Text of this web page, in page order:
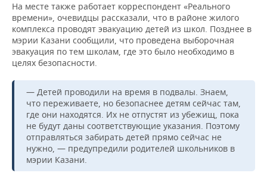
На месте также работает корреспондент «Реального
времени», очевидцы рассказали, что в районе жилого
комплекса проводят эвакуацию детей из школ. Позднее в
мэрии Казани сообщили, что проведена выборочная
эвакуация по тем школам, где это было необходимо в
целях безопасности.
— Детей проводили на время в подвалы. Знаем,
что переживаете, но безопаснее детям сейчас там,
где они находятся. Их не отпустят из убежищ, пока
не будут даны соответствующие указания. Поэтому
отправляться забирать детей прямо сейчас не
нужно, — предупредили родителей школьников в
мэрии Казани.